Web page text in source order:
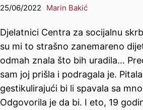
25/06/2022 Marin Bakić
Djelatnici Centra za socijalnu
su mi to strašno zanemareno
odmah znala što bih uradila…
sam joj prišla i podragala je.
gestikulirajući bi li spavala sa
Odgovorila je da bi. I eto, 19